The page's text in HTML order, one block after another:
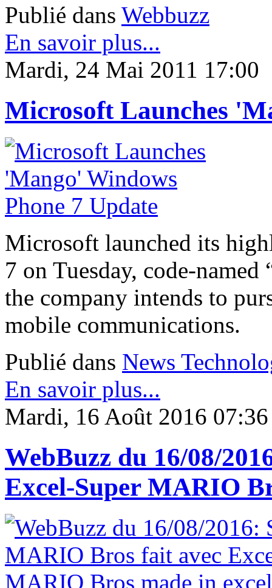
Publié dans Webbuzz
En savoir plus...
Mardi, 24 Mai 2011 17:00
Microsoft Launches
Microsoft launched its
7 on Tuesday, code-
the company intends to
mobile communications.
Publié dans News
En savoir plus...
Mardi, 16 Août 2016 07:36
WebBuzz du 16/08/
Excel-Super MARIO